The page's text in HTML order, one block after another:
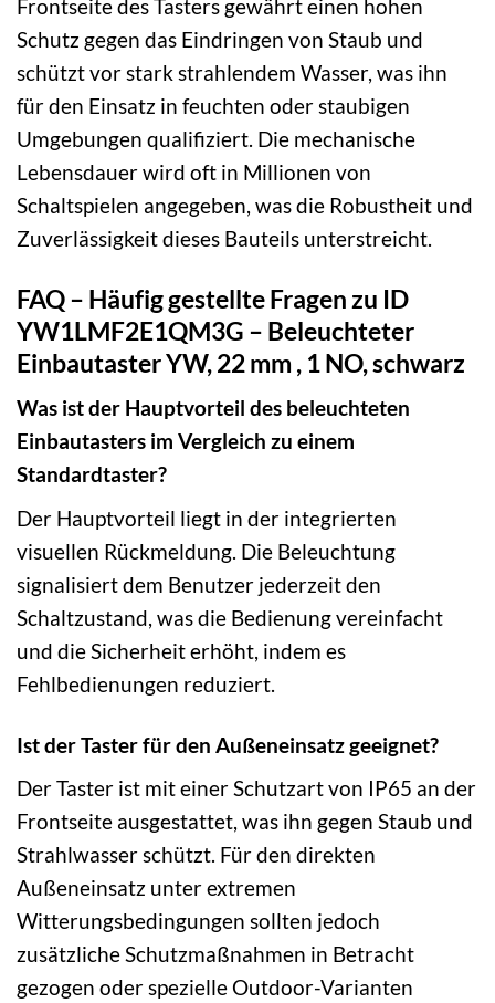
Frontseite des Tasters gewährt einen hohen
Schutz gegen das Eindringen von Staub und
schützt vor stark strahlendem Wasser, was ihn
für den Einsatz in feuchten oder staubigen
Umgebungen qualifiziert. Die mechanische
Lebensdauer wird oft in Millionen von
Schaltspielen angegeben, was die Robustheit und
Zuverlässigkeit dieses Bauteils unterstreicht.
FAQ – Häufig gestellte Fragen zu ID
YW1LMF2E1QM3G – Beleuchteter
Einbautaster YW, 22 mm , 1 NO, schwarz
Was ist der Hauptvorteil des beleuchteten
Einbautasters im Vergleich zu einem
Standardtaster?
Der Hauptvorteil liegt in der integrierten
visuellen Rückmeldung. Die Beleuchtung
signalisiert dem Benutzer jederzeit den
Schaltzustand, was die Bedienung vereinfacht
und die Sicherheit erhöht, indem es
Fehlbedienungen reduziert.
Ist der Taster für den Außeneinsatz geeignet?
Der Taster ist mit einer Schutzart von IP65 an der
Frontseite ausgestattet, was ihn gegen Staub und
Strahlwasser schützt. Für den direkten
Außeneinsatz unter extremen
Witterungsbedingungen sollten jedoch
zusätzliche Schutzmaßnahmen in Betracht
gezogen oder spezielle Outdoor-Varianten